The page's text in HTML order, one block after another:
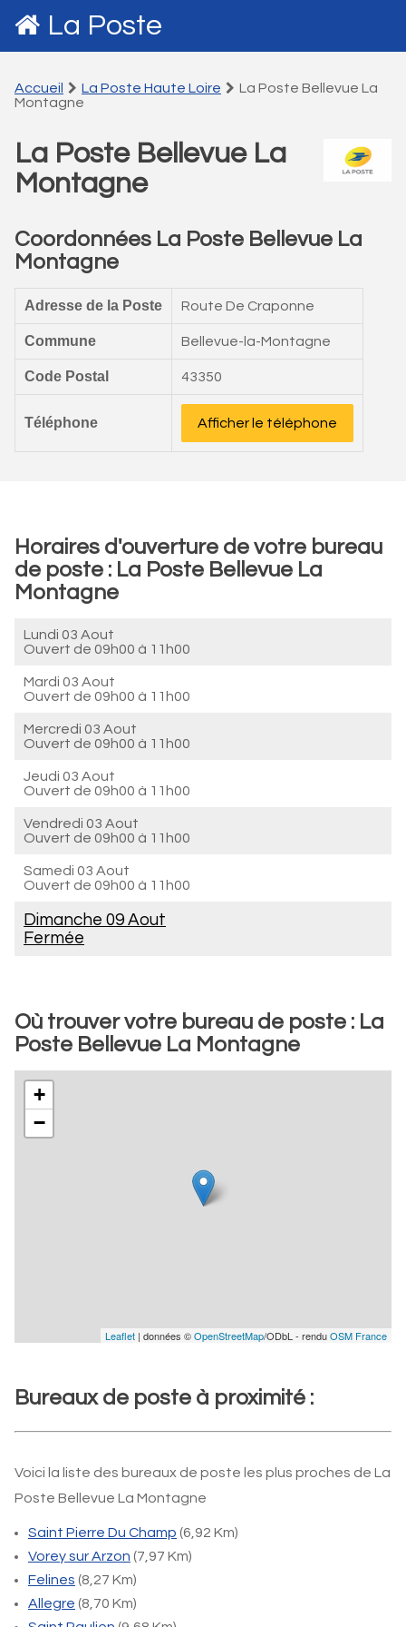
La Poste
Accueil La Poste Haute Loire
La Poste Bellevue La
Montagne
La Poste Bellevue La
Montagne
Coordonnées La Poste Bellevue La
Montagne
Adresse de la Poste Route De Craponne
Commune Bellevue-la-Montagne
Code Postal 43350
Téléphone Afficher le téléphone
Horaires d'ouverture de votre bureau
de poste : La Poste Bellevue La
Montagne
Lundi 03 Aout
Ouvert de 09h00 à 11h00
Mardi 03 Aout
Ouvert de 09h00 à 11h00
Mercredi 03 Aout
Ouvert de 09h00 à 11h00
Jeudi 03 Aout
Ouvert de 09h00 à 11h00
Vendredi 03 Aout
Ouvert de 09h00 à 11h00
Samedi 03 Aout
Ouvert de 09h00 à 11h00
Dimanche 09 Aout
Fermée
Où trouver votre bureau de poste : La
Poste Bellevue La Montagne
+
−
Leaflet | données ©OpenStreetMap/ODbL - renduOSM France
Bureaux de poste à proximité :
Voici la liste des bureaux de poste les plus proches de La
Poste Bellevue La Montagne
Saint Pierre Du Champ (6,92 Km)
Vorey sur Arzon (7,97 Km)
Felines (8,27 Km)
Allegre (8,70 Km)